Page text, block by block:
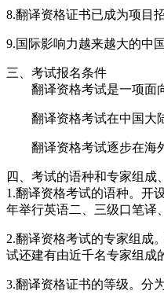
8.翻译资格证书已成为项目
9.国际影响力越来越大的中
三、考试报名条件
翻译资格考试是一项面向
翻译资格考试在中国大陆
翻译资格考试逐步在海外
四、考试的语种和专家组成
1.翻译资格考试的语种。开
年举行英语二、三级口笔译
2.翻译资格考试的专家组成
试还建有由近千名专家组成
3.翻译资格证书的等级。分